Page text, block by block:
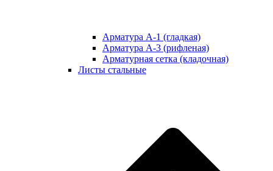
Арматура А-1 (гладкая)
Арматура А-3 (рифленая)
Арматурная сетка (кладочная)
Листы стальные